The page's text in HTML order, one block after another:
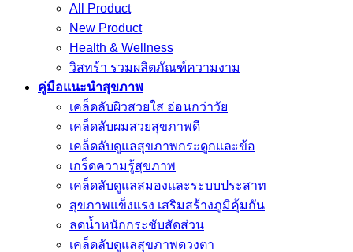
All Product
New Product
Health & Wellness
วิสทร้า รวมผลิตภัณฑ์ความงาม
คู่มือแนะนำสุขภาพ
เคล็ดลับผิวสวยใส อ่อนกว่าวัย
เคล็ดลับผมสวยสุขภาพดี
เคล็ดลับดูแลสุขภาพกระดูกและข้อ
เกร็ดความรู้สุขภาพ
เคล็ดลับดูแลสมองและระบบประสาท
สุขภาพแข็งแรง เสริมสร้างภูมิคุ้มกัน
ลดน้ำหนักกระชับสัดส่วน
เคล็ดลับดูแลสุขภาพดวงตา